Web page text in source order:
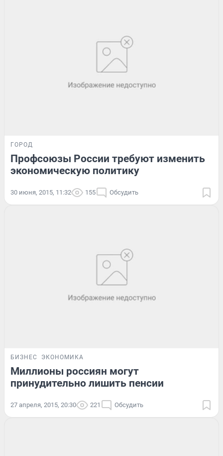
ГОРОД
Профсоюзы России требуют изменить
экономическую политику
30 июня, 2015, 11:32 155 Обсудить
БИЗНЕС ЭКОНОМИКА
Миллионы россиян могут
принудительно лишить пенсии
27 апреля, 2015, 20:30 221 Обсудить